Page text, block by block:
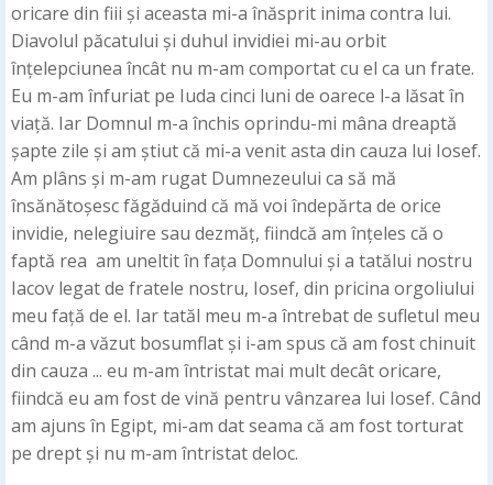
oricare din fiii și aceasta mi-a înăsprit inima contra lui.
Diavolul păcatului și duhul invidiei mi-au orbit
înțelepciunea încât nu m-am comportat cu el ca un frate.
Eu m-am înfuriat pe Iuda cinci luni de oarece l-a lăsat în
viață. Iar Domnul m-a închis oprindu-mi mâna dreaptă
șapte zile și am știut că mi-a venit asta din cauza lui Iosef.
Am plâns și m-am rugat Dumnezeului ca să mă
însănătoșesc făgăduind că mă voi îndepărta de orice
invidie, nelegiuire sau dezmăț, fiindcă am înțeles că o
faptă rea am uneltit în fața Domnului și a tatălui nostru
Iacov legat de fratele nostru, Iosef, din pricina orgoliului
meu față de el. Iar tatăl meu m-a întrebat de sufletul meu
când m-a văzut bosumflat și i-am spus că am fost chinuit
din cauza ... eu m-am întristat mai mult decât oricare,
fiindcă eu am fost de vină pentru vânzarea lui Iosef. Când
am ajuns în Egipt, mi-am dat seama că am fost torturat
pe drept și nu m-am întristat deloc.